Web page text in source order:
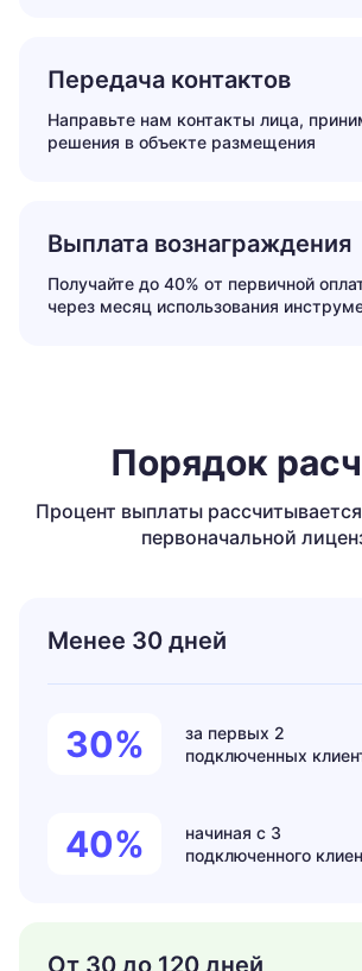
Передача контактов
Направьте нам контакты лица,
решения в объекте размещения
Выплата вознаграждения
Получайте до 40% от первичной
через месяц использования
Порядок
Процент выплаты
первоначальной
Менее 30 дней
30% за первых 2
подключенных
40% начиная с 3
подключенного